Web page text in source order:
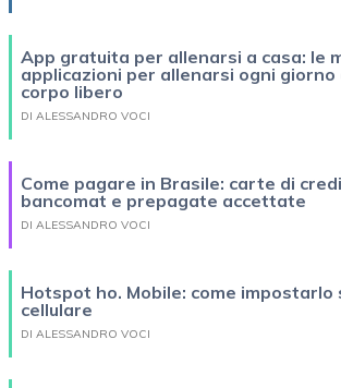
App gratuita per allenarsi a casa: le
applicazioni per allenarsi ogni giorno
corpo libero
DI ALESSANDRO VOCI
Come pagare in Brasile: carte di
bancomat e prepagate accettate
DI ALESSANDRO VOCI
Hotspot ho. Mobile: come impostarlo
cellulare
DI ALESSANDRO VOCI